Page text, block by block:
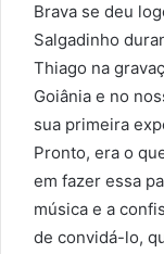
Brava se deu
Salgadinho
Thiago na
Goiânia e no
sua primeira
Pronto, era o
em fazer essa
música e a
de convidá-lo,